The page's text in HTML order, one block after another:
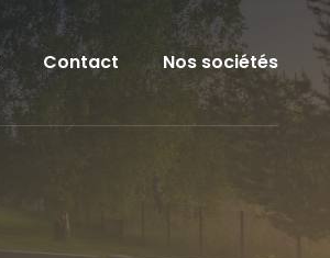
Contact Nos sociétés